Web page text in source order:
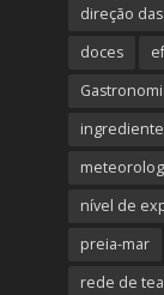
direção
doces
nível de
preia-mar
rede de